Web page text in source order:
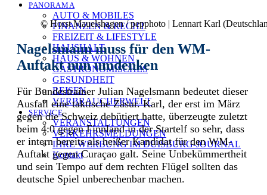
PANORAMA
AUTO & MOBILES
FINANZEN & RECHT
FREIZEIT & LIFESTYLE
HAUSHALT
HAUS & WOHNEN
GASTRONOMISCHES
GESUNDHEIT
REISEN
VERBRAUCHERWELT
SERVICE
VERANSTALTUNGEN
VERKEHRSMELDUNGEN
IHRE WERBUNG IM DUISBURG-JOURNAL
Kontakt
© Horst Mauelshagen / pepphoto | Lennart Karl
Nagelsmann muss für den WM-
Auftakt nun umdenken
Für Bundestrainer Julian Nagelsmann bedeutet dieser
Ausfall eine taktische Zäsur. Karl, der erst im März
gegen die Schweiz debütiert hatte, überzeugte zuletzt
beim 4:0 gegen Finnland in der Startelf so sehr, dass
er intern bereits als heißer Kandidat für den WM-
Auftakt gegen Curaçao galt. Seine Unbekümmertheit
und sein Tempo auf dem rechten Flügel sollten das
deutsche Spiel unberechenbar machen.